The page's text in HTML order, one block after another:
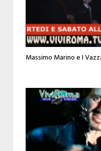
Massimo Marino e I